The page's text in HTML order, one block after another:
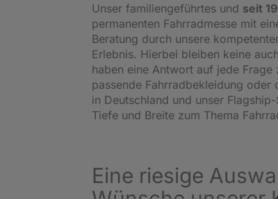
Unser familiengeführtes und seit
permanenten Fahrradmesse mit
Beratung durch unsere
Erlebnis. Hierbei bleiben keine
haben eine Antwort auf jede
passende Fahrradbekleidung
in Deutschland und unser
Tiefe und Breite zum Thema
Eine riesige